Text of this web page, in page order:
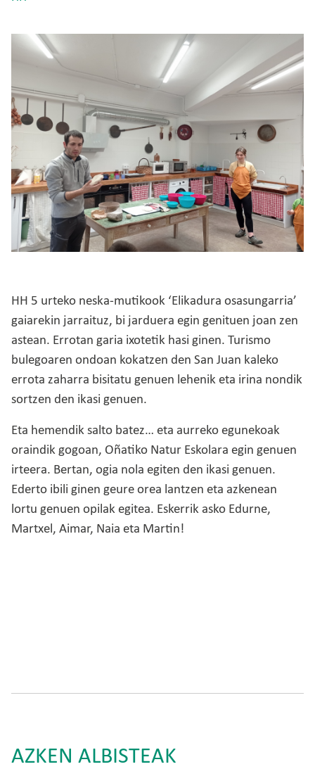
Irudia
HH 5 urteko neska-mutikook ‘Elikadura osasungarria’
gaiarekin jarraituz, bi jarduera egin genituen joan zen
astean. Errotan garia ixotetik hasi ginen. Turismo
bulegoaren ondoan kokatzen den San Juan kaleko
errota zaharra bisitatu genuen lehenik eta irina nondik
sortzen den ikasi genuen.
Eta hemendik salto batez… eta aurreko egunekoak
oraindik gogoan, Oñatiko Natur Eskolara egin genuen
irteera. Bertan, ogia nola egiten den ikasi genuen.
Ederto ibili ginen geure orea lantzen eta azkenean
lortu genuen opilak egitea. Eskerrik asko Edurne,
Martxel, Aimar, Naia eta Martin!
AZKEN ALBISTEAK